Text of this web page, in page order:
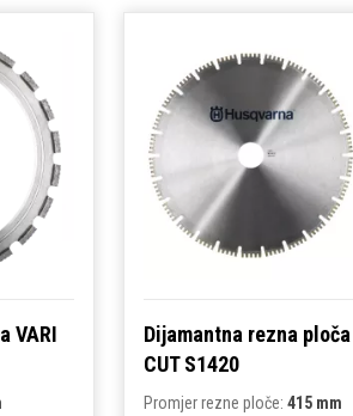
VARI
Dijamantna rezna ploča
CUT S1420
Promjer rezne ploče: 415 mm